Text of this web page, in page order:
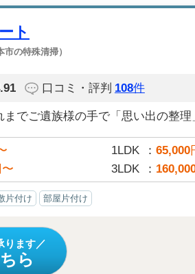
ト
市の特殊清掃）
口コミ・評判 108件
までご遺族様の手で「思い出の整
1LDK 65,000
3LDK
片付け 部屋片付け
ります
ら